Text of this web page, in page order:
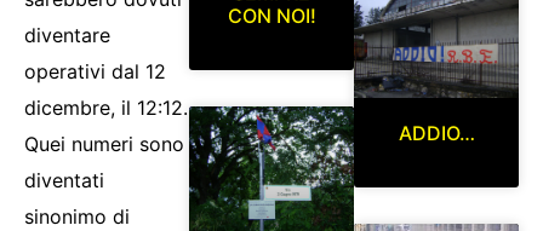
diventare
operativi dal 12
dicembre, il 12:12.
Quei numeri sono
diventati
sinonimo di
CON NOI!
ADDIO…